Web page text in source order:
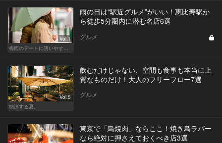
Vol.1
梅雨のデートに誘いやすい！駅から近い人気レストラン
雨の日は“駅近グルメ”がいい！恵比寿駅か
ら徒歩5分圏内に潜む名店6選
グルメ
Vol.5
納涼する夏。
飲むだけじゃない、空間も食事も本当に上
質なものだけ！大人のフリーフロー7選
グルメ
東京で「鳥焼肉」ならここ！焼き鳥ラバー
なら絶対に押さえておくべき店3選